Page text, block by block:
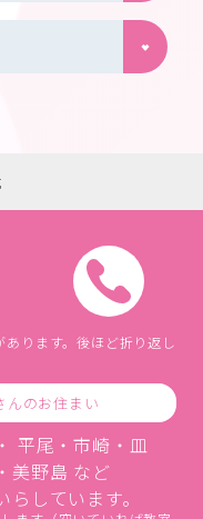
ります。後ほど折り返し
んのお住まい
平尾・市崎・皿
美野島 など
しています。